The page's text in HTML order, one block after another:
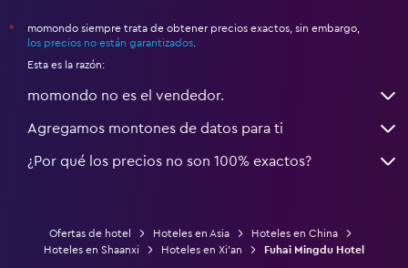
*
momondo siempre trata de obtener precios exactos, sin embargo,
los precios no están garantizados
Esta es la razón:
momondo no es el vendedor.
Agregamos montones de datos para ti
¿Por qué los precios no son 100% exactos?
Ofertas de hotel Hoteles en Asia
Hoteles en China
Hoteles en Shaanxi
Hoteles en Xi'an Fuhai Mingdu Hotel